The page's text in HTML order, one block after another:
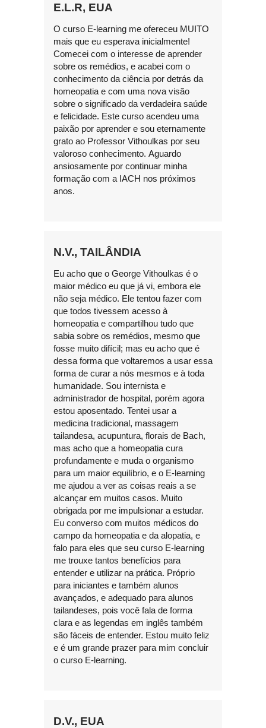
E.L.R, EUA
O curso E-learning me ofereceu MUITO
mais que eu esperava inicialmente!
Comecei com o interesse de aprender
sobre os remédios, e acabei com o
conhecimento da ciência por detrás da
homeopatia e com uma nova visão
sobre o significado da verdadeira saúde
e felicidade. Este curso acendeu uma
paixão por aprender e sou eternamente
grato ao Professor Vithoulkas por seu
valoroso conhecimento. Aguardo
ansiosamente por continuar minha
formação com a IACH nos próximos
anos.
N.V., TAILÂNDIA
Eu acho que o George Vithoulkas é o
maior médico eu que já vi, embora ele
não seja médico. Ele tentou fazer com
que todos tivessem acesso à
homeopatia e compartilhou tudo que
sabia sobre os remédios, mesmo que
fosse muito difícil; mas eu acho que é
dessa forma que voltaremos a usar essa
forma de curar a nós mesmos e à toda
humanidade. Sou internista e
administrador de hospital, porém agora
estou aposentado. Tentei usar a
medicina tradicional, massagem
tailandesa, acupuntura, florais de Bach,
mas acho que a homeopatia cura
profundamente e muda o organismo
para um maior equilíbrio, e o E-learning
me ajudou a ver as coisas reais a se
alcançar em muitos casos. Muito
obrigada por me impulsionar a estudar.
Eu converso com muitos médicos do
campo da homeopatia e da alopatia, e
falo para eles que seu curso E-learning
me trouxe tantos benefícios para
entender e utilizar na prática. Próprio
para iniciantes e também alunos
avançados, e adequado para alunos
tailandeses, pois você fala de forma
clara e as legendas em inglês também
são fáceis de entender. Estou muito feliz
e é um grande prazer para mim concluir
o curso E-learning.
D.V., EUA